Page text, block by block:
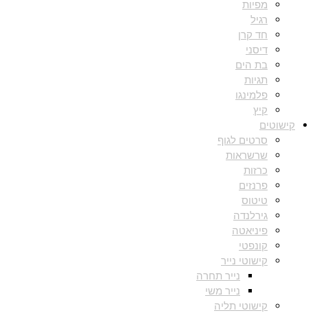
מפיות
רגיל
חד קרן
דיסני
בת הים
תגיות
פלמינגו
קיץ
קישוטים
סרטים לגוף
שרשראות
כרזות
פרנזים
טיטוס
גירלנדה
פיניאטה
קונפטי
קישוטי נייר
נייר תחרה
נייר משי
קישוטי תליה